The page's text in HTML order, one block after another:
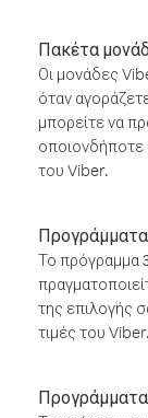
Πακέτα
Οι μονάδες
όταν
μπορείτε να
οποιονδήποτε
του Viber.
Το πρόγραμμα
της επιλογής
τιμές του Viber.
Προγράμματα